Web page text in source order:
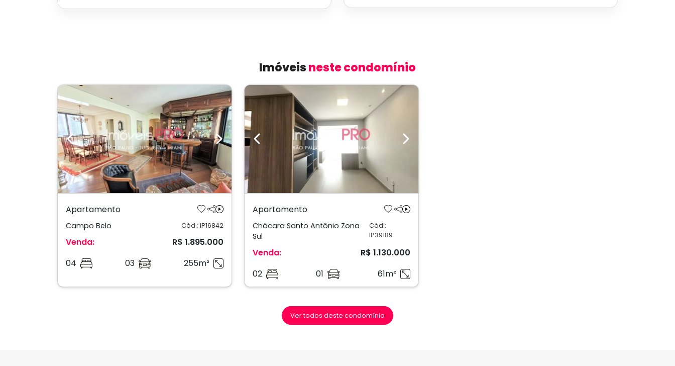
Imóveisneste condomínio
Previous Next
Apartamento
Campo Belo Cód.: IP16842
Venda:
R$ 1.895.000
04
03 255m²
Previous Next
Apartamento
Chácara Santo Antônio Zona
Sul
Cód.:
IP39189
Venda:
R$ 1.130.000
02
01 61m²
Ver todos deste condomínio